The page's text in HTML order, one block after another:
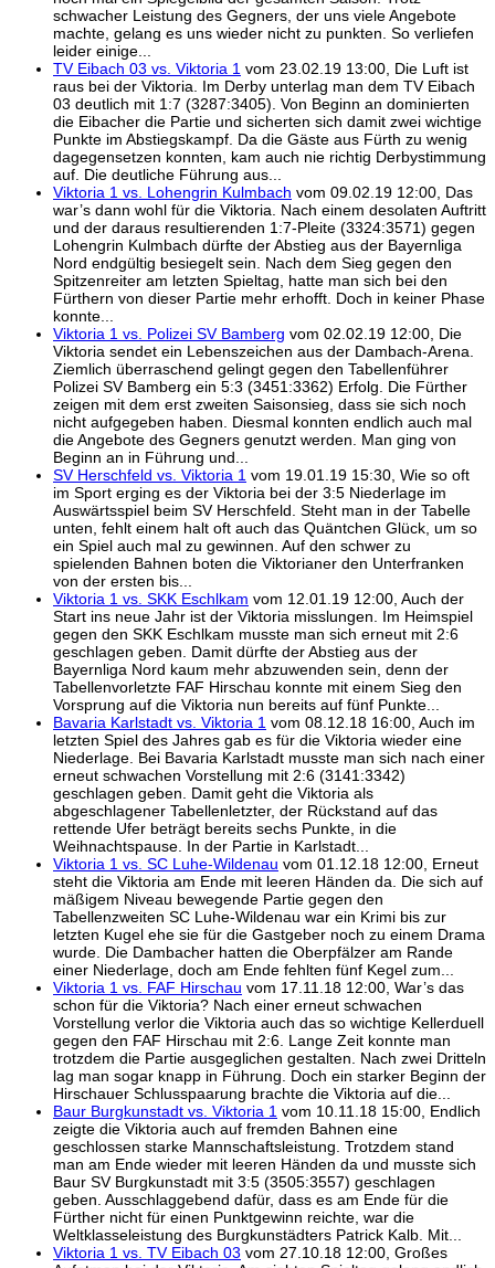
schwacher Leistung des Gegners, der uns viele Angebote
machte, gelang es uns wieder nicht zu punkten. So verliefen
leider einige...
TV Eibach 03 vs. Viktoria 1 vom 23.02.19 13:00, Die Luft ist
raus bei der Viktoria. Im Derby unterlag man dem TV Eibach
03 deutlich mit 1:7 (3287:3405). Von Beginn an dominierten
die Eibacher die Partie und sicherten sich damit zwei wichtige
Punkte im Abstiegskampf. Da die Gäste aus Fürth zu wenig
dagegensetzen konnten, kam auch nie richtig Derbystimmung
auf. Die deutliche Führung aus...
Viktoria 1 vs. Lohengrin Kulmbach vom 09.02.19 12:00, Das
war’s dann wohl für die Viktoria. Nach einem desolaten Auftritt
und der daraus resultierenden 1:7-Pleite (3324:3571) gegen
Lohengrin Kulmbach dürfte der Abstieg aus der Bayernliga
Nord endgültig besiegelt sein. Nach dem Sieg gegen den
Spitzenreiter am letzten Spieltag, hatte man sich bei den
Fürthern von dieser Partie mehr erhofft. Doch in keiner Phase
konnte...
Viktoria 1 vs. Polizei SV Bamberg vom 02.02.19 12:00, Die
Viktoria sendet ein Lebenszeichen aus der Dambach-Arena.
Ziemlich überraschend gelingt gegen den Tabellenführer
Polizei SV Bamberg ein 5:3 (3451:3362) Erfolg. Die Fürther
zeigen mit dem erst zweiten Saisonsieg, dass sie sich noch
nicht aufgegeben haben. Diesmal konnten endlich auch mal
die Angebote des Gegners genutzt werden. Man ging von
Beginn an in Führung und...
SV Herschfeld vs. Viktoria 1 vom 19.01.19 15:30, Wie so oft
im Sport erging es der Viktoria bei der 3:5 Niederlage im
Auswärtsspiel beim SV Herschfeld. Steht man in der Tabelle
unten, fehlt einem halt oft auch das Quäntchen Glück, um so
ein Spiel auch mal zu gewinnen. Auf den schwer zu
spielenden Bahnen boten die Viktorianer den Unterfranken
von der ersten bis...
Viktoria 1 vs. SKK Eschlkam vom 12.01.19 12:00, Auch der
Start ins neue Jahr ist der Viktoria misslungen. Im Heimspiel
gegen den SKK Eschlkam musste man sich erneut mit 2:6
geschlagen geben. Damit dürfte der Abstieg aus der
Bayernliga Nord kaum mehr abzuwenden sein, denn der
Tabellenvorletzte FAF Hirschau konnte mit einem Sieg den
Vorsprung auf die Viktoria nun bereits auf fünf Punkte...
Bavaria Karlstadt vs. Viktoria 1 vom 08.12.18 16:00, Auch im
letzten Spiel des Jahres gab es für die Viktoria wieder eine
Niederlage. Bei Bavaria Karlstadt musste man sich nach einer
erneut schwachen Vorstellung mit 2:6 (3141:3342)
geschlagen geben. Damit geht die Viktoria als
abgeschlagener Tabellenletzter, der Rückstand auf das
rettende Ufer beträgt bereits sechs Punkte, in die
Weihnachtspause. In der Partie in Karlstadt...
Viktoria 1 vs. SC Luhe-Wildenau vom 01.12.18 12:00, Erneut
steht die Viktoria am Ende mit leeren Händen da. Die sich auf
mäßigem Niveau bewegende Partie gegen den
Tabellenzweiten SC Luhe-Wildenau war ein Krimi bis zur
letzten Kugel ehe sie für die Gastgeber noch zu einem Drama
wurde. Die Dambacher hatten die Oberpfälzer am Rande
einer Niederlage, doch am Ende fehlten fünf Kegel zum...
Viktoria 1 vs. FAF Hirschau vom 17.11.18 12:00, War’s das
schon für die Viktoria? Nach einer erneut schwachen
Vorstellung verlor die Viktoria auch das so wichtige Kellerduell
gegen den FAF Hirschau mit 2:6. Lange Zeit konnte man
trotzdem die Partie ausgeglichen gestalten. Nach zwei Dritteln
lag man sogar knapp in Führung. Doch ein starker Beginn der
Hirschauer Schlusspaarung brachte die Viktoria auf die...
Baur Burgkunstadt vs. Viktoria 1 vom 10.11.18 15:00, Endlich
zeigte die Viktoria auch auf fremden Bahnen eine
geschlossen starke Mannschaftsleistung. Trotzdem stand
man am Ende wieder mit leeren Händen da und musste sich
Baur SV Burgkunstadt mit 3:5 (3505:3557) geschlagen
geben. Ausschlaggebend dafür, dass es am Ende für die
Fürther nicht für einen Punktgewinn reichte, war die
Weltklasseleistung des Burgkunstädters Patrick Kalb. Mit...
Viktoria 1 vs. TV Eibach 03 vom 27.10.18 12:00, Großes